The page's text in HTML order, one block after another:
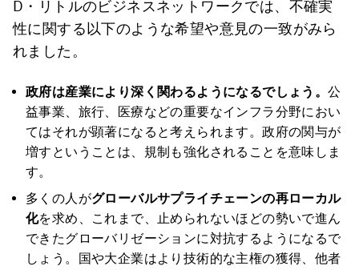
D・リトルのビジネスネットワークでは、不確実
性に関する以下のような希望や意見の一致がみら
れました。
政府は産業により深く関わるようになるでしょう。公
益事業、旅行、医療などの重要なインフラ分野におい
てはそれが顕著になると考えられます。政府の関与が
増すということは、規制も強化されることを意味しま
す。
多くの人がグローバルサプライチェーンの再ローカル
化を求め、これまで、止められないほどの勢いで進ん
できたグローバリゼーションに対抗するようになるで
しょう。国や大企業はより技術的な主権の獲得、他者